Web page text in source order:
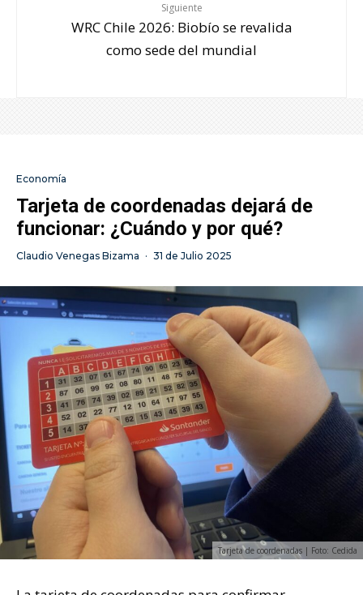
Siguiente
WRC Chile 2026: Biobío se revalida
como sede del mundial
Economía
Tarjeta de coordenadas dejará de
funcionar: ¿Cuándo y por qué?
Claudio Venegas Bizama · 31 de Julio 2025
Tarjeta de coordenadas | Foto: Cedida